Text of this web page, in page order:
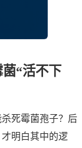
“活不下
死霉菌孢子？后
明白其中的逻